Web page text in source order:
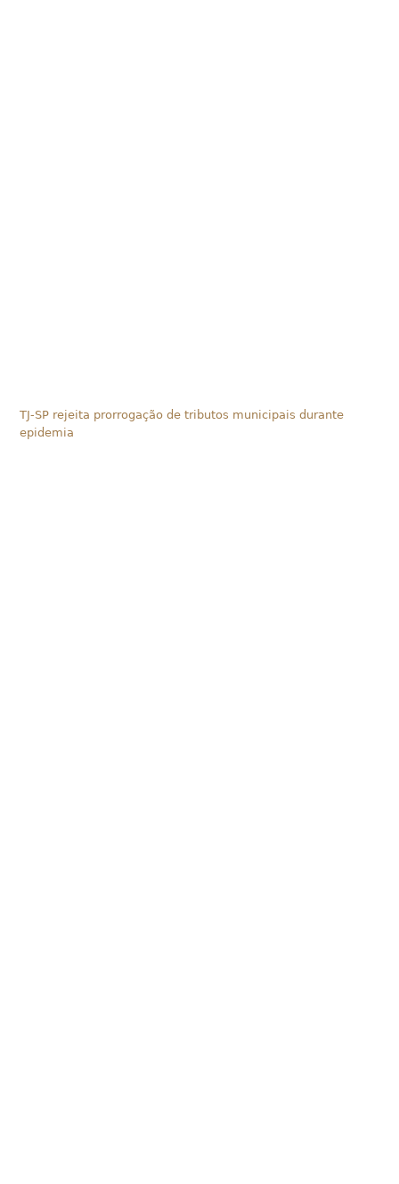
TJ-SP rejeita prorrogação de tributos municipais durante
epidemia